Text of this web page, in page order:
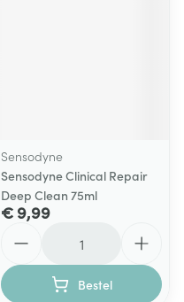
Sensodyne
Sensodyne Clinical Repair
Deep Clean 75ml
€ 9,99
Bestel